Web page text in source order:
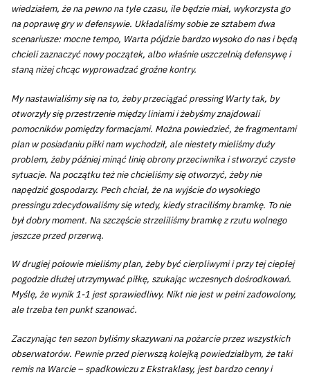
wiedziałem, że na pewno na tyle czasu, ile będzie miał, wykorzysta go
na poprawę gry w defensywie. Układaliśmy sobie ze sztabem dwa
scenariusze: mocne tempo, Warta pójdzie bardzo wysoko do nas i będą
chcieli zaznaczyć nowy początek, albo właśnie uszczelnią defensywę i
staną niżej chcąc wyprowadzać groźne kontry.
My nastawialiśmy się na to, żeby przeciągać pressing Warty tak, by
otworzyły się przestrzenie między liniami i żebyśmy znajdowali
pomocników pomiędzy formacjami. Można powiedzieć, że fragmentami
plan w posiadaniu piłki nam wychodził, ale niestety mieliśmy duży
problem, żeby później minąć linię obrony przeciwnika i stworzyć czyste
sytuacje. Na początku też nie chcieliśmy się otworzyć, żeby nie
napędzić gospodarzy. Pech chciał, że na wyjście do wysokiego
pressingu zdecydowaliśmy się wtedy, kiedy straciliśmy bramkę. To nie
był dobry moment. Na szczęście strzeliliśmy bramkę z rzutu wolnego
jeszcze przed przerwą.
W drugiej połowie mieliśmy plan, żeby być cierpliwymi i przy tej ciepłej
pogodzie dłużej utrzymywać piłkę, szukając wczesnych dośrodkowań.
Myślę, że wynik 1-1 jest sprawiedliwy. Nikt nie jest w pełni zadowolony,
ale trzeba ten punkt szanować.
Zaczynając ten sezon byliśmy skazywani na pożarcie przez wszystkich
obserwatorów. Pewnie przed pierwszą kolejką powiedziałbym, że taki
remis na Warcie – spadkowiczu z Ekstraklasy, jest bardzo cenny i